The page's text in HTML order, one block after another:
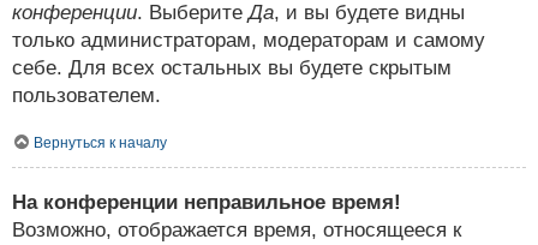
конференции. ВыберитеДа, и вы будете видны
только администраторам, модераторам и самому
себе. Для всех остальных вы будете скрытым
пользователем.
Вернуться к началу
На конференции неправильное время!
Возможно, отображается время, относящееся к